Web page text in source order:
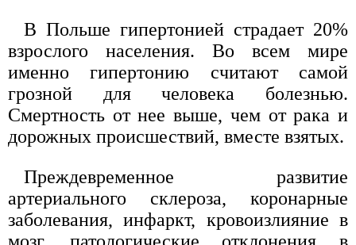
В Польше гипертонией страдает 20%
взрослого населения. Во всем мире
именно гипертонию считают самой
грозной для человека болезнью.
Смертность от нее выше, чем от рака и
дорожных происшествий, вместе взятых.
Преждевременное развитие
артериального склероза, коронарные
заболевания, инфаркт, кровоизлияние в